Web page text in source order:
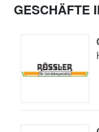
GESCHÄFTE